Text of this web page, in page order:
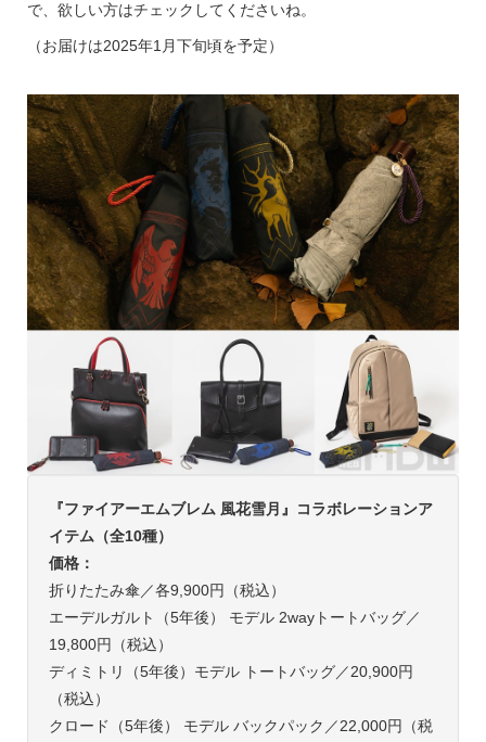
で、欲しい方はチェックしてくださいね。
（お届けは2025年1月下旬頃を予定）
『ファイアーエムブレム 風花雪月』コラボレーションア
イテム（全10種）
価格：
折りたたみ傘／各9,900円（税込）
エーデルガルト（5年後） モデル 2wayトートバッグ／
19,800円（税込）
ディミトリ（5年後）モデル トートバッグ／20,900円
（税込）
クロード（5年後） モデル バックパック／22,000円（税